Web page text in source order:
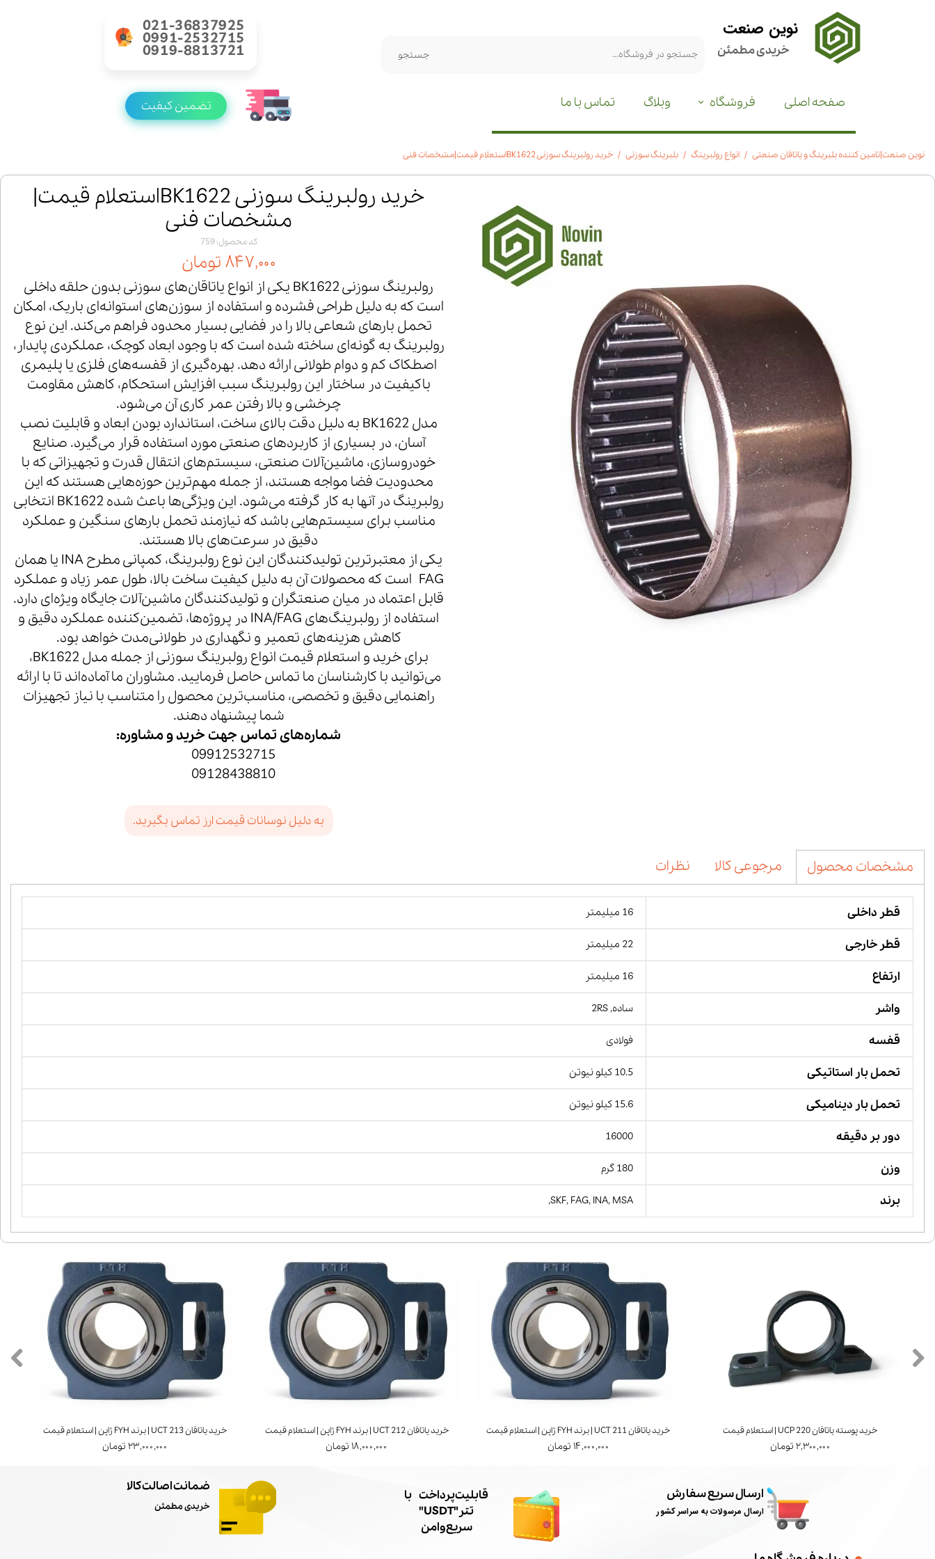
نوین صنعت
خریدی مطمئن
021-36837925
0991-2532715
0919-8813721 جستجو
تضمین کیفیت صفحه اصلی فروشگاه وبلاگ تماس با ما
نوین صنعت|تامین کننده بلبرینگ و یاتاقان صنعتی انواع رولبرینگ بلبرینگ سوزنی خرید رولبرینگ سوزنی BK1622استعلام قیمت|مشخصات فنی
خرید رولبرینگ سوزنی BK1622استعلام قیمت|
مشخصات فنی
کد محصول: 759
۸۴۷,۰۰۰ تومان
رولبرینگ سوزنی BK1622 یکی از انواع یاتاقان‌های سوزنی بدون حلقه داخلی
است که به دلیل طراحی فشرده و استفاده از سوزن‌های استوانه‌ای باریک، امکان
تحمل بارهای شعاعی بالا را در فضایی بسیار محدود فراهم می‌کند. این نوع
رولبرینگ به گونه‌ای ساخته شده است که با وجود ابعاد کوچک، عملکردی پایدار،
اصطکاک کم و دوام طولانی ارائه دهد. بهره‌گیری از قفسه‌های فلزی یا پلیمری
باکیفیت در ساختار این رولبرینگ سبب افزایش استحکام، کاهش مقاومت
چرخشی و بالا رفتن عمر کاری آن می‌شود.
مدل BK1622 به دلیل دقت بالای ساخت، استاندارد بودن ابعاد و قابلیت نصب
آسان، در بسیاری از کاربردهای صنعتی مورد استفاده قرار می‌گیرد. صنایع
خودروسازی، ماشین‌آلات صنعتی، سیستم‌های انتقال قدرت و تجهیزاتی که با
محدودیت فضا مواجه هستند، از جمله مهم‌ترین حوزه‌هایی هستند که این
رولبرینگ در آنها به کار گرفته می‌شود. این ویژگی‌ها باعث شده BK1622 انتخابی
مناسب برای سیستم‌هایی باشد که نیازمند تحمل بارهای سنگین و عملکرد
دقیق در سرعت‌های بالا هستند.
یکی از معتبرترین تولیدکنندگان این نوع رولبرینگ، کمپانی مطرح INA یا همان
FAG است که محصولات آن به دلیل کیفیت ساخت بالا، طول عمر زیاد و عملکرد
قابل اعتماد در میان صنعتگران و تولیدکنندگان ماشین‌آلات جایگاه ویژه‌ای دارد.
استفاده از رولبرینگ‌های INA/FAG در پروژه‌ها، تضمین‌کننده عملکرد دقیق و
کاهش هزینه‌های تعمیر و نگهداری در طولانی‌مدت خواهد بود.
برای خرید و استعلام قیمت انواع رولبرینگ سوزنی از جمله مدل BK1622،
می‌توانید با کارشناسان ما تماس حاصل فرمایید. مشاوران ما آماده‌اند تا با ارائه
راهنمایی دقیق و تخصصی، مناسب‌ترین محصول را متناسب با نیاز تجهیزات
شما پیشنهاد دهند.
شماره‌های تماس جهت خرید و مشاوره:
09912532715
09128438810
به دلیل نوسانات قیمت ارز تماس بگیرید.
مشخصات محصول مرجوعی کالا نظرات
قطر داخلی 16 میلیمتر
قطر خارجی 22 میلیمتر
ارتفاع 16 میلیمتر
واشر ساده, 2RS
قفسه فولادی
تحمل بار استاتیکی 10.5 کیلو نیوتن
تحمل بار دینامیکی 15.6 کیلو نیوتن
دور بر دقیقه 16000
وزن 180 گرم
برند SKF, FAG, INA, MSA,
خرید یاتاقان UCT 213 | برند FYH ژاپن | استعلام قیمت
۲۳,۰۰۰,۰۰۰ تومان
خرید یاتاقان UCT 212 | برند FYH ژاپن | استعلام قیمت
۱۸,۰۰۰,۰۰۰ تومان
خرید یاتاقان UCT 211 | برند FYH ژاپن | استعلام قیمت
۱۴,۰۰۰,۰۰۰ تومان
خرید پوسته یاتاقان UCP 220 | استعلام قیمت
۲,۳۰۰,۰۰۰ تومان
ارسال سریع سفارش
ارسال مرسولات به سراسر کشور
ضمانت اصالت کالا
خریدی مطمئن
​قابلیت پرداخت با
تتر"USDT"
سریع و امن